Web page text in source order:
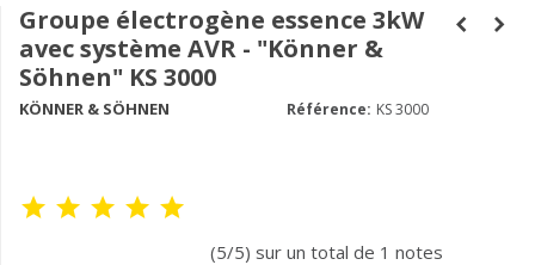
Groupe électrogène essence 3kW
avec système AVR - "Könner &
Söhnen" KS 3000
KÖNNER & SÖHNEN Référence: KS 3000
(5/5) sur un total de 1 notes